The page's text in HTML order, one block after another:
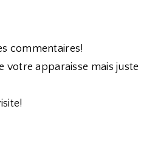
commentaires!
votre apparaisse mais